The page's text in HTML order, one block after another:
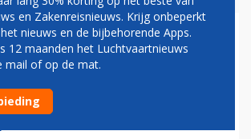
PAS IN DE
SCHIPHOL EN
MET AIRBUS
en Zakenreisnieuws. Krijg onbeperkt
nieuws en de bijbehorende Apps.
12 maanden het Luchtvaartnieuws
mail of op de mat.